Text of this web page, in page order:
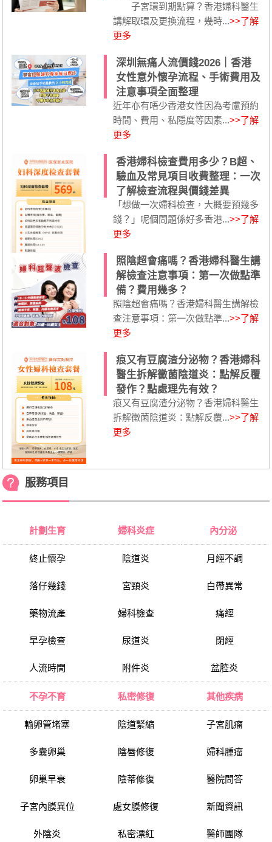
子宮環到期點算？香港婦科醫生
講解取環及更換流程，幾時...>>了解
更多
深圳無痛人流價錢2026｜香港
女性意外懷孕流程、手術費用及
注意事項全面整理
近年亦有唔少香港女性因為考慮預約
時間、費用、私隱度等因素...>>了解
更多
香港婦科檢查費用多少？B超、
驗血及常見項目收費整理：一次
了解檢查流程與價錢差異
「想做一次婦科檢查，大概要預幾多
錢？」呢個問題係好多香港...>>了解
更多
照陰超會痛嗎？香港婦科醫生講
解檢查注意事項：第一次做點準
備？費用幾多？
照陰超會痛嗎？香港婦科醫生講解檢
查注意事項：第一次做點準...>>了解
更多
痕又有豆腐渣分泌物？香港婦科
醫生拆解黴菌陰道炎：點解反覆
發作？點處理先有效？
痕又有豆腐渣分泌物？香港婦科醫生
拆解黴菌陰道炎：點解反覆...>>了解
更多
服務項目
計劃生育
終止懷孕
落仔幾錢
藥物流產
早孕檢查
人流時間
婦科炎症
陰道炎
宮頸炎
婦科檢查
尿道炎
附件炎
內分泌
月經不調
白帶異常
痛經
閉經
盆腔炎
不孕不育
輸卵管堵塞
多囊卵巢
卵巢早衰
子宮內膜異位
外陰炎
私密修復
陰道緊縮
陰唇修復
陰蒂修復
處女膜修復
私密漂紅
其他疾病
子宮肌瘤
婦科腫瘤
醫院問答
新聞資訊
醫師團隊